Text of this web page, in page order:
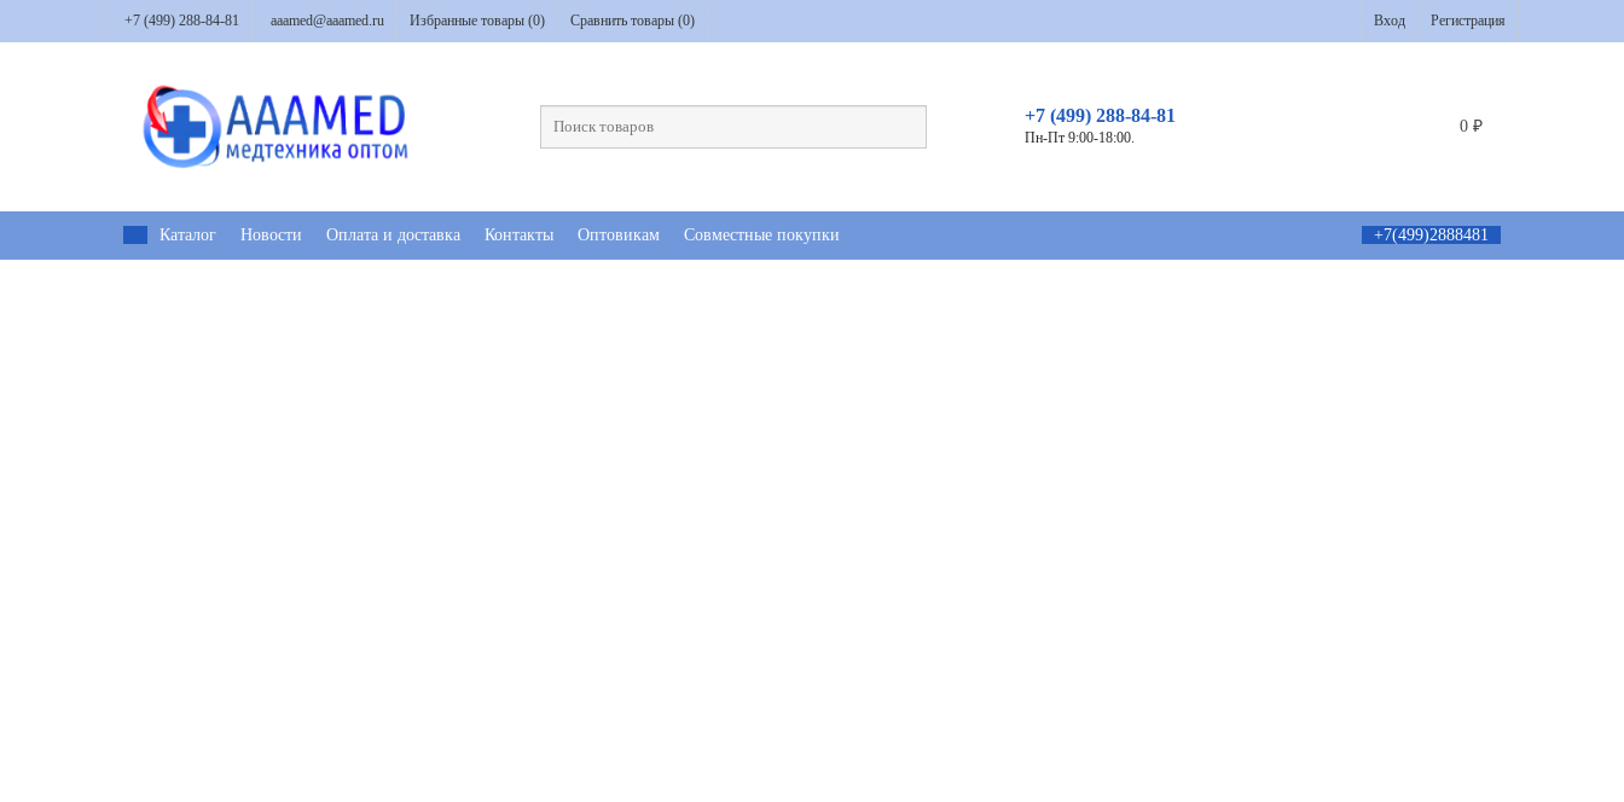
+7 (499) 288-84-81 aaamed@aaamed.ru Избранные товары (0) Сравнить товары (0) Вход Регистрация
+7 (499) 288-84-81
Пн-Пт 9:00-18:00.
0 ₽
Каталог Новости Оплата и доставка Контакты Оптовикам Совместные покупки +7(499)2888481